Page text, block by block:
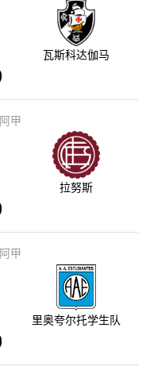
瓦斯科达伽马
阿甲
拉努斯
阿甲
里奥夸尔托学生队